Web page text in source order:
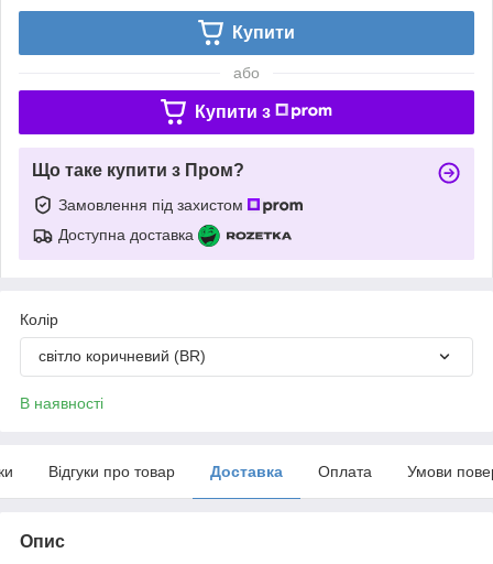
Купити
або
Купити з
Що таке купити з Пром?
Замовлення під захистом
Доступна доставка
Колір
світло коричневий (BR)
В наявності
Відгуки про товар Доставка Оплата Умови
Опис